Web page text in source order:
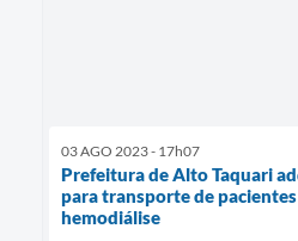
03 AGO 2023 - 17h07
Prefeitura de Alto Taquari
para transporte de
hemodiálise